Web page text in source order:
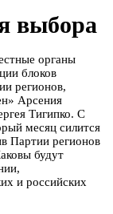
выбора
органы
блоков
регионов,
Арсения
Тигипко. С
месяц силится
Партии регионов
будут
и российских